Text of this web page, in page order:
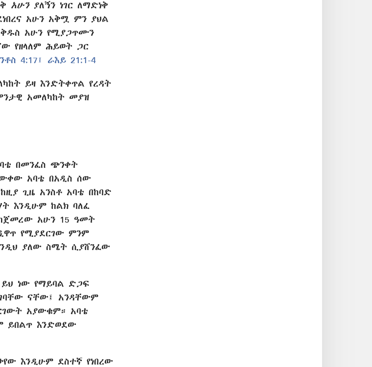
አሁንያለኝን ነገር ለማድነቅ
አሁን አቅሟ ምን ያህል
ቅዱስ አሁን የሚያጋጥሙን
የዘላለም ሕይወት ጋር
4:17፤ ራእይ 21:1-4
ይዛ እንድትቀጥል የረዳት
አመለካከት መያዝ
በመንፈስ ጭንቀት
አባቴ በአዲስ ሰው
ጊዜ አንስቶ አባቴ በከባድ
እንዲሁም ከልክ ባለፈ
አሁን 15 ዓመት
የሚያደርገው ምንም
ያለው ስሜት ሲያሸንፈው
ይህ ነው የማይባል ድጋፍ
ናቸው፤ አንዳቸውም
አያውቁም። አባቴ
ይበልጥ እንድወደው
እንዲሁም ደስተኛ የነበረው